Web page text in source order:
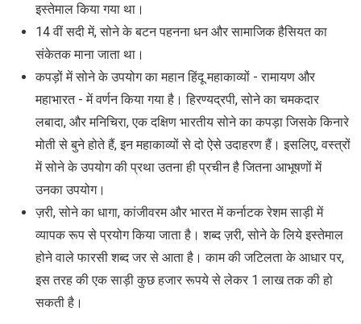
इस्तेमाल किया गया था।
14 वीं सदी में, सोने के बटन पहनना धन और सामाजिक हैसियत का
संकेतक माना जाता था।
कपड़ों में सोने के उपयोग का महान हिंदू महाकाव्यों - रामायण और
महाभारत - में वर्णन किया गया है। हिरण्यद्रपी, सोने का चमकदार
लबादा, और मनिचिरा, एक दक्षिण भारतीय सोने का कपड़ा जिसके किनारे
मोती से बुने होते हैं, इन महाकाव्यों से दो ऐसे उदाहरण हैं। इसलिए, वस्त्रों
में सोने के उपयोग की प्रथा उतना ही प्रचीन है जितना आभूषणों में
उनका उपयोग।
ज़री, सोने का धागा, कांजीवरम और भारत में कर्नाटक रेशम साड़ी में
व्यापक रूप से प्रयोग किया जाता है। शब्द ज़री, सोने के लिये इस्‍तेमाल
होने वाले फारसी शब्द जर से आता है। काम की जटिलता के आधार पर,
इस तरह की एक साड़ी कुछ हजार रूपये से लेकर 1 लाख तक की हो
सकती है।